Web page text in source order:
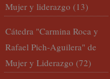
Mujer y liderazgo (13)
Cátedra "Carmina Roca y
Rafael Pich-Aguilera" de
Mujer y Liderazgo (72)